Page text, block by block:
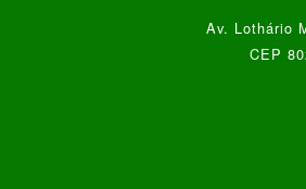
Av. Lothário
CEP